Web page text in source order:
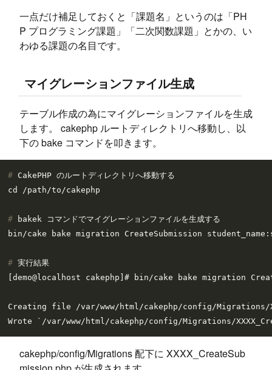
一点だけ補足しておくと「課題名」というのは「PH
P プログラミング課題」「二次関数課題」とかの、い
わゆる課題の名目です。
マイグレーションファイル生成
テーブル作成の為にマイグレーションファイルを生成
します。 cakephp ルートディレクトリへ移動し、以
下の bake コマンドを叩きます。
# CakePHP のルートディレクトリへ移動する
# bakek コマンドでマイグレーションファイルを生成する
# 実行結果
[demo@localhost cakephp]# bin/cake bake migration
Creating file /var/www/html/cakephp/config/Migrations/
cakephp/config/Migrations 配下に XXXX_CreateSub